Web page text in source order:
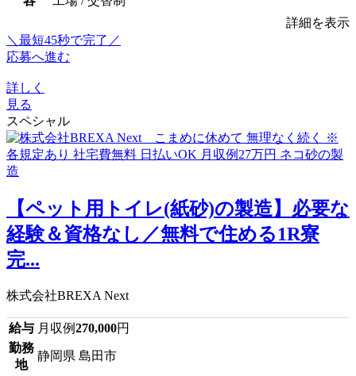
詳細を表示
＼最短45秒で完了／
応募へ進む
詳しく
見る
スペシャル
【ペット用トイレ(紙砂)の製造】必要な
経験＆資格なし／無料で住める1R寮
完...
株式会社BREXA Next
給与 月収例270,000円
勤務
地
静岡県 島田市